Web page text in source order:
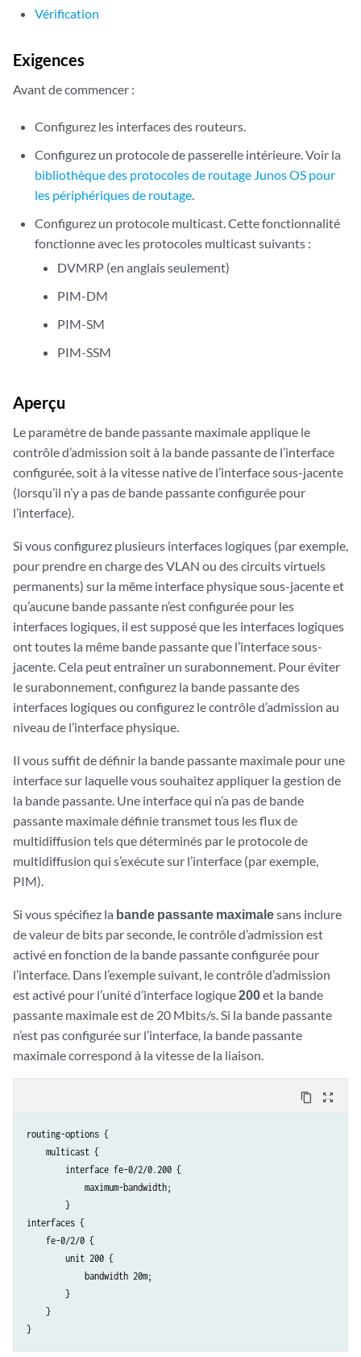
Vérification
Exigences
Avant de commencer :
Configurez les interfaces des routeurs.
Configurez un protocole de passerelle intérieure. Voir la
bibliothèque des protocoles de routage Junos OS pour
les périphériques de routage.
Configurez un protocole multicast. Cette fonctionnalité
fonctionne avec les protocoles multicast suivants :
DVMRP (en anglais seulement)
PIM-DM
PIM-SM
PIM-SSM
Aperçu
Le paramètre de bande passante maximale applique le
contrôle d’admission soit à la bande passante de l’interface
configurée, soit à la vitesse native de l’interface sous-jacente
(lorsqu’il n’y a pas de bande passante configurée pour
l’interface).
Si vous configurez plusieurs interfaces logiques (par exemple,
pour prendre en charge des VLAN ou des circuits virtuels
permanents) sur la même interface physique sous-jacente et
qu’aucune bande passante n’est configurée pour les
interfaces logiques, il est supposé que les interfaces logiques
ont toutes la même bande passante que l’interface sous-
jacente. Cela peut entraîner un surabonnement. Pour éviter
le surabonnement, configurez la bande passante des
interfaces logiques ou configurez le contrôle d’admission au
niveau de l’interface physique.
Il vous suffit de définir la bande passante maximale pour une
interface sur laquelle vous souhaitez appliquer la gestion de
la bande passante. Une interface qui n’a pas de bande
passante maximale définie transmet tous les flux de
multidiffusion tels que déterminés par le protocole de
multidiffusion qui s’exécute sur l’interface (par exemple,
PIM).
Si vous spécifiez la bande passante maximalesans inclure
de valeur de bits par seconde, le contrôle d’admission est
activé en fonction de la bande passante configurée pour
l’interface. Dans l’exemple suivant, le contrôle d’admission
est activé pour l’unité d’interface logique200et la bande
passante maximale est de 20 Mbits/s. Si la bande passante
n’est pas configurée sur l’interface, la bande passante
maximale correspond à la vitesse de la liaison.
content_copy zoom_out_map
routing-options {
    multicast {
        interface fe-0/2/0.200 {
            maximum-bandwidth;
        }
interfaces {
    fe-0/2/0 {
        unit 200 {
            bandwidth 20m;
        }
    }